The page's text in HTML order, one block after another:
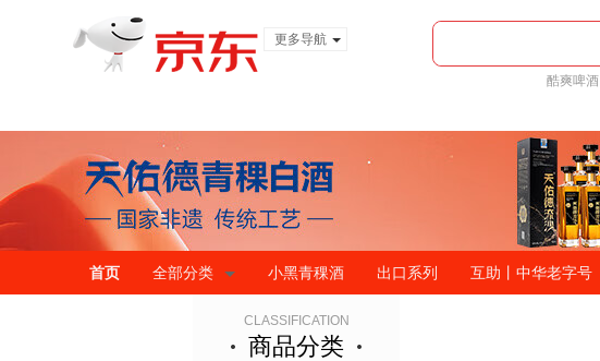
更多导航
酷爽啤酒
首页 全部分类 小黑青稞酒 出口系列 互助丨中华老字号
CLASSIFICATION
商品分类